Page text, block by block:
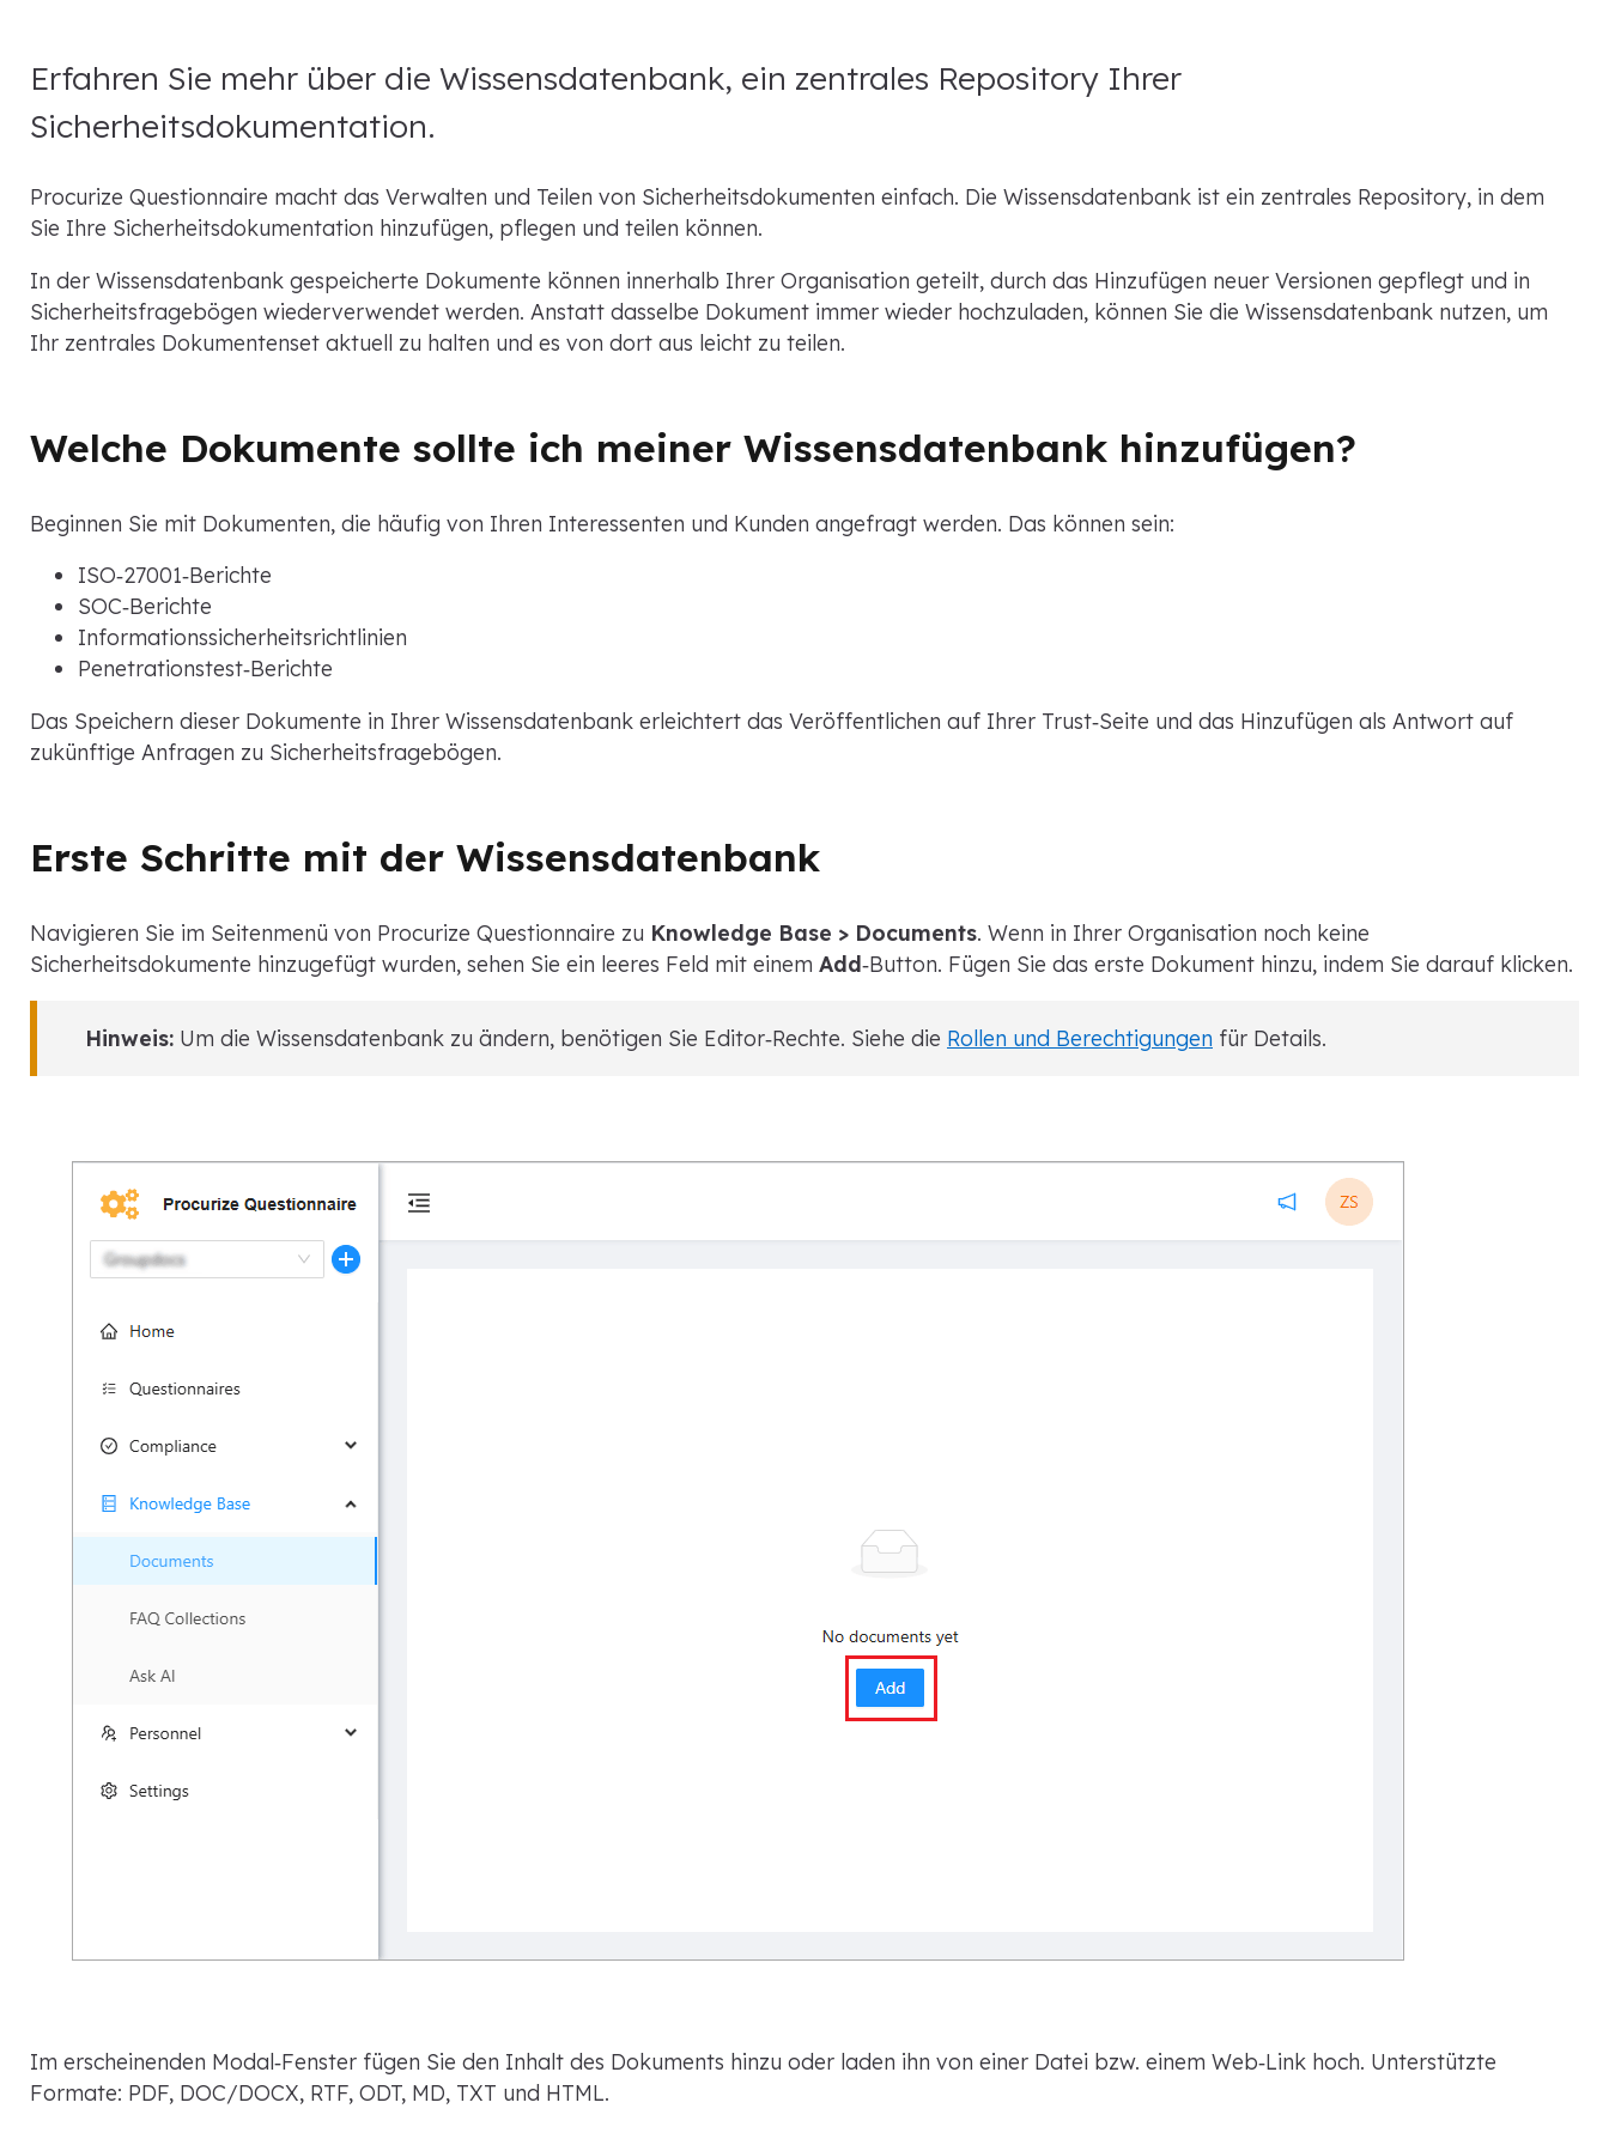
Erfahren Sie mehr über die Wissensdatenbank, ein zentrales Repository Ihrer
Sicherheitsdokumentation.
Procurize Questionnaire macht das Verwalten und Teilen von Sicherheitsdokumenten einfach. Die Wissensdatenbank ist ein zentrales Repository, in dem
Sie Ihre Sicherheitsdokumentation hinzufügen, pflegen und teilen können.
In der Wissensdatenbank gespeicherte Dokumente können innerhalb Ihrer Organisation geteilt, durch das Hinzufügen neuer Versionen gepflegt und in
Sicherheitsfragebögen wiederverwendet werden. Anstatt dasselbe Dokument immer wieder hochzuladen, können Sie die Wissensdatenbank nutzen, um
Ihr zentrales Dokumentenset aktuell zu halten und es von dort aus leicht zu teilen.
Welche Dokumente sollte ich meiner Wissensdatenbank hinzufügen?
Beginnen Sie mit Dokumenten, die häufig von Ihren Interessenten und Kunden angefragt werden. Das können sein:
ISO‑27001‑Berichte
SOC‑Berichte
Informationssicherheitsrichtlinien
Penetrationstest‑Berichte
Das Speichern dieser Dokumente in Ihrer Wissensdatenbank erleichtert das Veröffentlichen auf Ihrer Trust‑Seite und das Hinzufügen als Antwort auf
zukünftige Anfragen zu Sicherheitsfragebögen.
Erste Schritte mit der Wissensdatenbank
Navigieren Sie im Seitenmenü von Procurize Questionnaire zu Knowledge Base > Documents. Wenn in Ihrer Organisation noch keine
Sicherheitsdokumente hinzugefügt wurden, sehen Sie ein leeres Feld mit einem Add‑Button. Fügen Sie das erste Dokument hinzu, indem Sie darauf klicken.
Hinweis: Um die Wissensdatenbank zu ändern, benötigen Sie Editor‑Rechte. Siehe die Rollen und Berechtigungen für Details.
Im erscheinenden Modal‑Fenster fügen Sie den Inhalt des Dokuments hinzu oder laden ihn von einer Datei bzw. einem Web‑Link hoch. Unterstützte
Formate: PDF, DOC/DOCX, RTF, ODT, MD, TXT und HTML.